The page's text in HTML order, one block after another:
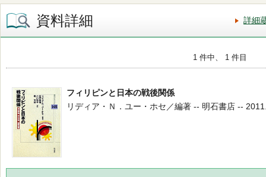
資料詳細 詳細
1 件中、 1 件目
フィリピンと日本の戦後関係
リディア・Ｎ．ユー・ホセ／編著 -- 明石書店 --